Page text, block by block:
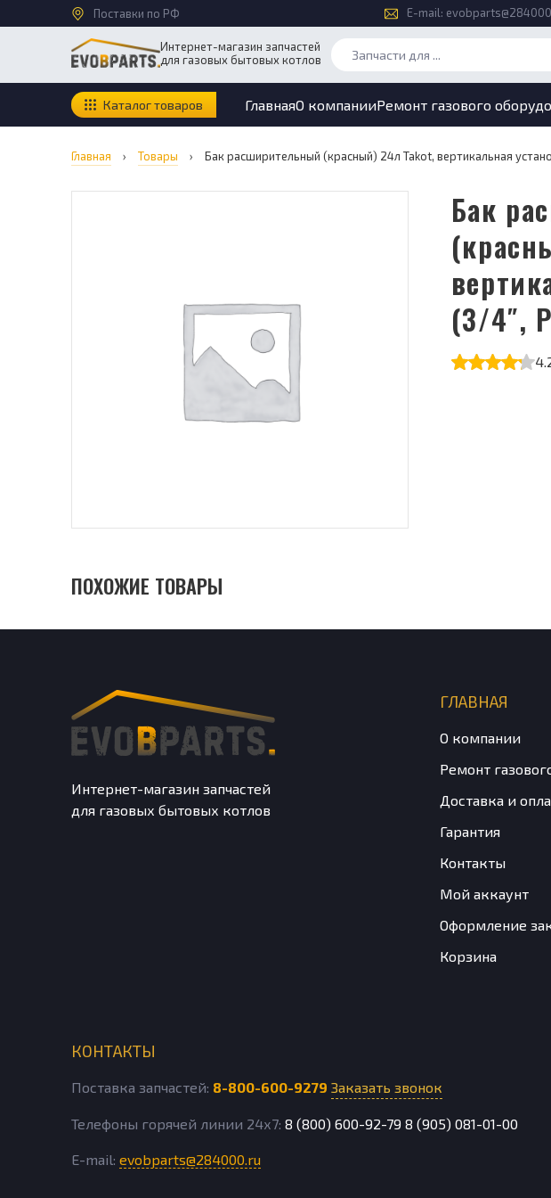
Поставки по РФ E-mail:
Интернет-магазин запчастей
для газовых бытовых котлов
Каталог товаров ГлавнаяО компанииРемонт газового
Главная › Товары › Бак расширительный (красный) 24л Takot, вертикальная
Бак расширительный
(3/4″,
ПОХОЖИЕ ТОВАРЫ
Интернет-магазин запчастей
для газовых бытовых котлов
ГЛАВНАЯ
О компании
Ремонт
Доставка и
Гарантия
Контакты
Мой аккаунт
Оформление
Корзина
КОНТАКТЫ
Поставка запчастей: 8-800-600-9279 Заказать звонок
Телефоны горячей линии 24х7: 8 (800) 600-92-79 8 (905) 081-01-00
E-mail: evobparts@284000.ru